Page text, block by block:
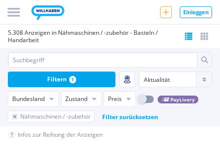
Einloggen
5.308 Anzeigen in Nähmaschinen / -zubehör - Basteln /
Handarbeit
Bundesland Zustand Preis PayLivery
Nähmaschinen / -zubehör Filter zurücksetzen
Filtern 1
Infos zur Reihung der Anzeigen